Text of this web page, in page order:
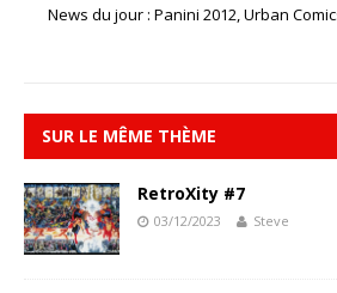
News du jour : Panini 2012, Urban
SUR LE MÊME THÈME
RetroXity #7
03/12/2023 Steve